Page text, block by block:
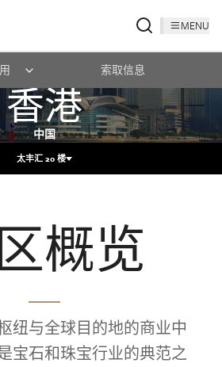
MENU
索取信息
香港
中国
太丰汇 20 楼
概览
纽与全球目的地的商业中
宝石和珠宝行业的典范之